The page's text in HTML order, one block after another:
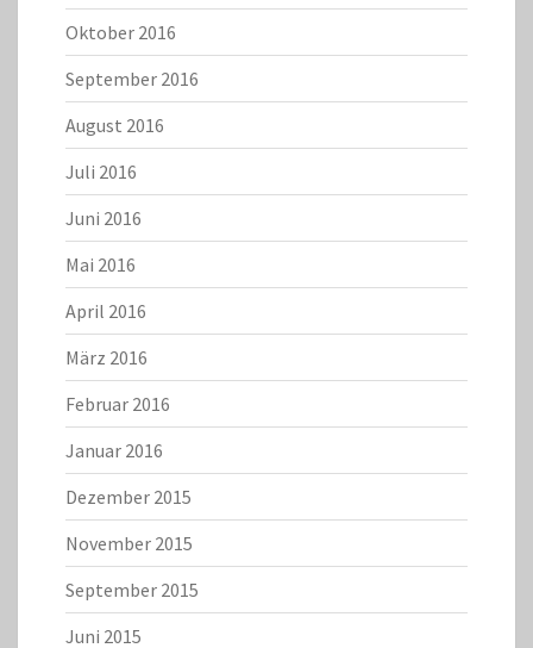
Oktober 2016
September 2016
August 2016
Juli 2016
Juni 2016
Mai 2016
April 2016
März 2016
Februar 2016
Januar 2016
Dezember 2015
November 2015
September 2015
Juni 2015